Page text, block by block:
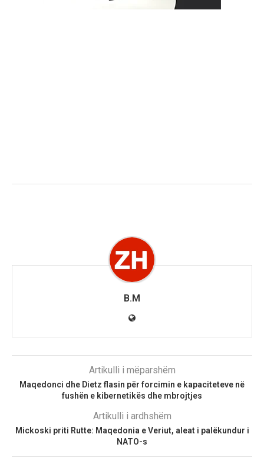
B.M
Artikulli i mëparshëm
Maqedonci dhe Dietz flasin për forcimin e kapaciteteve në
fushën e kibernetikës dhe mbrojtjes
Artikulli i ardhshëm
Mickoski priti Rutte: Maqedonia e Veriut, aleat i palëkundur i
NATO-s